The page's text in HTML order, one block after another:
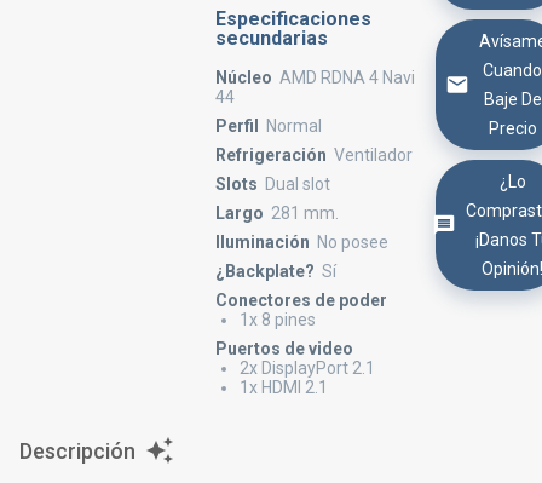
Especificaciones
secundarias
Núcleo AMD RDNA 4 Navi
44
Perfil
Normal
Refrigeración Ventilador
Slots Dual slot
Largo 281 mm.
Iluminación No posee
¿Backplate? Sí
Conectores de poder
1x 8 pines
Puertos de video
2x DisplayPort 2.1
1x HDMI 2.1
Cuando
Baje De
Precio
¿Lo
¡Danos
Descripción